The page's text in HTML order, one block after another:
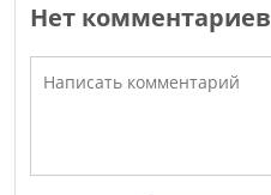
Нет комментариев